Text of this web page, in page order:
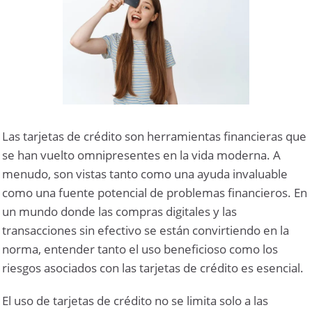
Las tarjetas de crédito son herramientas financieras que
se han vuelto omnipresentes en la vida moderna. A
menudo, son vistas tanto como una ayuda invaluable
como una fuente potencial de problemas financieros. En
un mundo donde las compras digitales y las
transacciones sin efectivo se están convirtiendo en la
norma, entender tanto el uso beneficioso como los
riesgos asociados con las tarjetas de crédito es esencial.
El uso de tarjetas de crédito no se limita solo a las